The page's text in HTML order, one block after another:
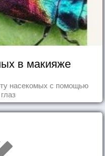
в макияже
насекомых с помощью